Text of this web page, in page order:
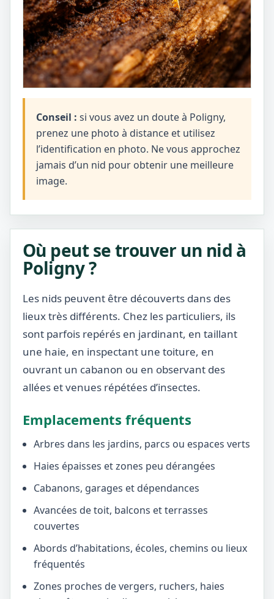
Conseil : si vous avez un doute à Poligny,
prenez une photo à distance et utilisez
l’identification en photo. Ne vous approchez
jamais d’un nid pour obtenir une meilleure
image.
Où peut se trouver un nid à
Poligny ?
Les nids peuvent être découverts dans des
lieux très différents. Chez les particuliers, ils
sont parfois repérés en jardinant, en taillant
une haie, en inspectant une toiture, en
ouvrant un cabanon ou en observant des
allées et venues répétées d’insectes.
Emplacements fréquents
Arbres dans les jardins, parcs ou espaces verts
Haies épaisses et zones peu dérangées
Cabanons, garages et dépendances
Avancées de toit, balcons et terrasses
couvertes
Abords d’habitations, écoles, chemins ou lieux
fréquentés
Zones proches de vergers, ruchers, haies